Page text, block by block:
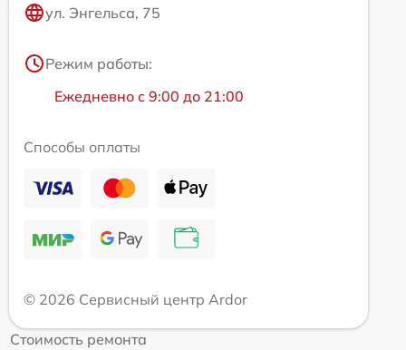
ул. Энгельса, 75
Режим работы:
Ежедневно с 9:00 до 21:00
Способы оплаты
© 2026 Сервисный центр Ardor
Стоимость ремонта